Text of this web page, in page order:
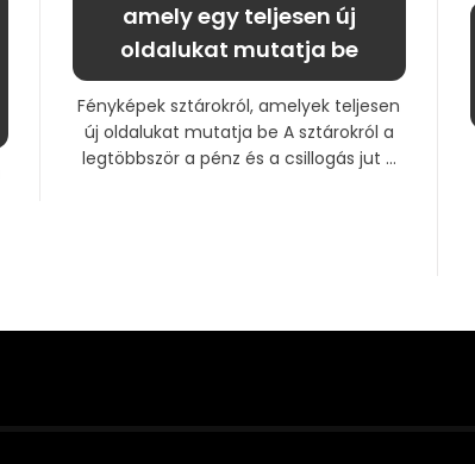
amely egy teljesen új
oldalukat mutatja be
Fényképek sztárokról, amelyek teljesen
új oldalukat mutatja be A sztárokról a
legtöbbször a pénz és a csillogás jut ...